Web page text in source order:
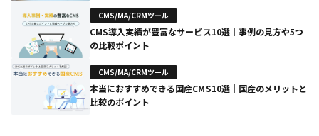
CMS/MA/CRMツール
CMS導入実績が豊富なサービス10選｜事例の見方や5つ
の比較ポイント
CMS/MA/CRMツール
本当におすすめできる国産CMS10選｜国産のメリットと
比較のポイント